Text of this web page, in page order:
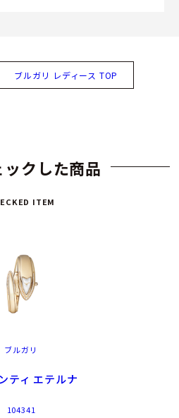
ブルガリ レディース TOP
クした商品
ITEM
ブルガリ
ティ エテルナ
104341